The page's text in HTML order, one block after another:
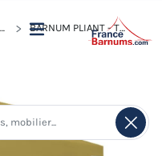
BARNUM PLIANT - TENTE PLIANTE ALU PRO 45 LUXE M2 2MX3M VERT DORÉ 380GR/M²